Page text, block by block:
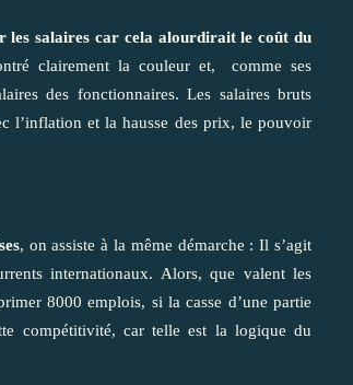
les salaires car cela alourdirait le coût du
clairement la couleur et, comme ses
des fonctionnaires. Les salaires bruts
l’inflation et la hausse des prix, le pouvoir
, on assiste à la même démarche : Il s’agit
internationaux. Alors, que valent les
8000 emplois, si la casse d’une partie
compétitivité, car telle est la logique du